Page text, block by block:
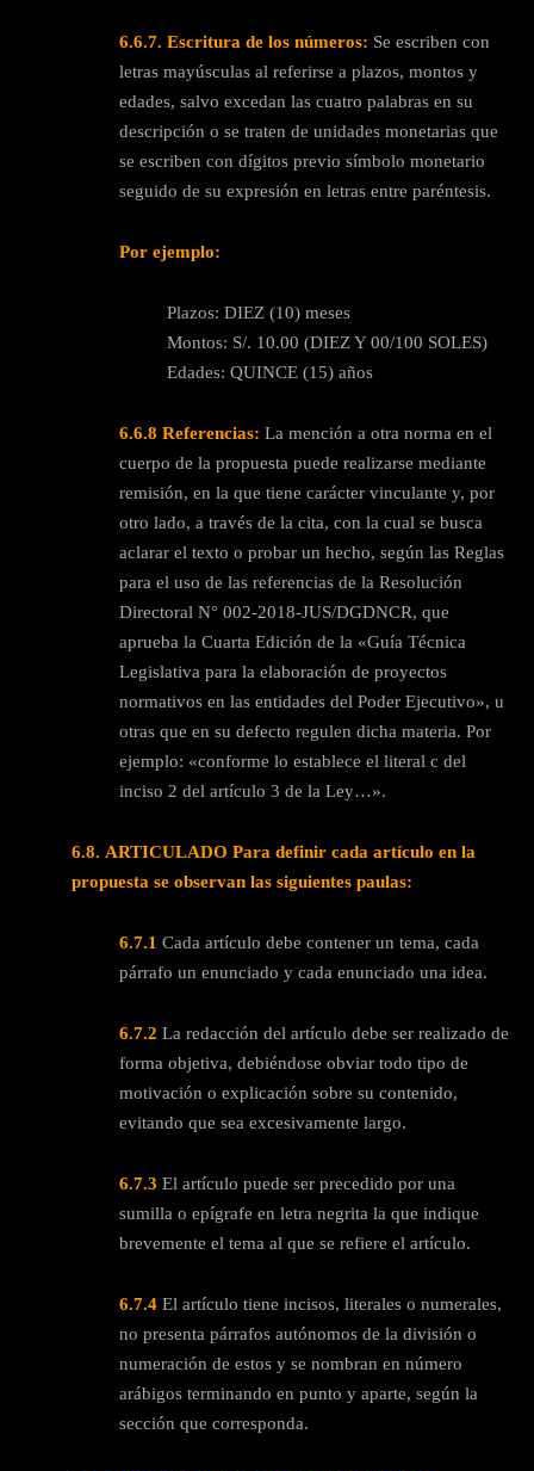
6.6.7. Escritura de los números: Se escriben con
letras mayúsculas al referirse a plazos, montos y
edades, salvo excedan las cuatro palabras en su
descripción o se traten de unidades monetarias que
se escriben con dígitos previo símbolo monetario
seguido de su expresión en letras entre paréntesis.
Por ejemplo:
Plazos: DIEZ (10) meses
Montos: S/. 10.00 (DIEZ Y 00/100 SOLES)
Edades: QUINCE (15) años
6.6.8 Referencias: La mención a otra norma en el
cuerpo de la propuesta puede realizarse mediante
remisión, en la que tiene carácter vinculante y, por
otro lado, a través de la cita, con la cual se busca
aclarar el texto o probar un hecho, según las Reglas
para el uso de las referencias de la Resolución
Directoral N° 002-2018-JUS/DGDNCR, que
aprueba la Cuarta Edición de la «Guía Técnica
Legislativa para la elaboración de proyectos
normativos en las entidades del Poder Ejecutivo», u
otras que en su defecto regulen dicha materia. Por
ejemplo: «conforme lo establece el literal c del
inciso 2 del artículo 3 de la Ley…».
6.8. ARTICULADO Para definir cada artículo en la
propuesta se observan las siguientes paulas:
6.7.1 Cada artículo debe contener un tema, cada
párrafo un enunciado y cada enunciado una idea.
6.7.2 La redacción del artículo debe ser realizado de
forma objetiva, debiéndose obviar todo tipo de
motivación o explicación sobre su contenido,
evitando que sea excesivamente largo.
6.7.3 El artículo puede ser precedido por una
sumilla o epígrafe en letra negrita la que indique
brevemente el tema al que se refiere el artículo.
6.7.4 El artículo tiene incisos, literales o numerales,
no presenta párrafos autónomos de la división o
numeración de estos y se nombran en número
arábigos terminando en punto y aparte, según la
sección que corresponda.